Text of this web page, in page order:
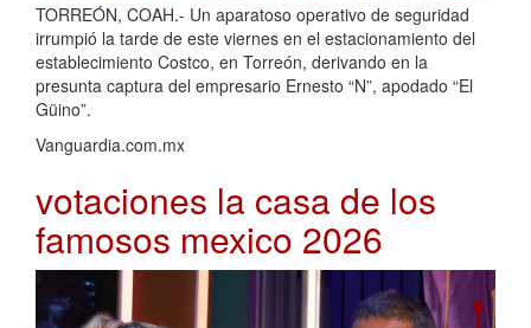
TORREÓN, COAH.- Un aparatoso operativo de seguridad
irrumpió la tarde de este viernes en el estacionamiento del
establecimiento Costco, en Torreón, derivando en la
presunta captura del empresario Ernesto “N”, apodado “El
Güino”.
Vanguardia.com.mx
votaciones la casa de los
famosos mexico 2026